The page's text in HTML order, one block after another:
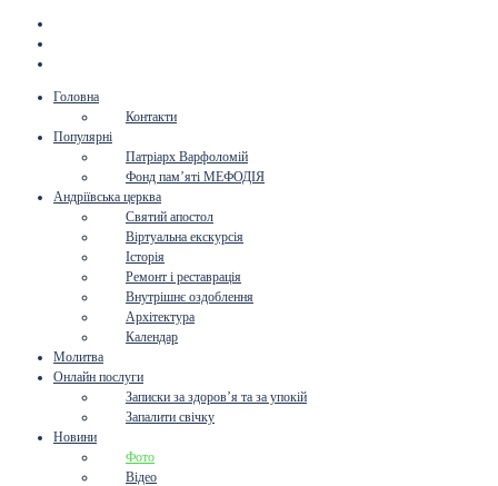
Головна
Контакти
Популярні
Патріарх Варфоломій
Фонд пам’яті МЕФОДІЯ
Андріївська церква
Святий апостол
Віртуальна екскурсія
Історія
Ремонт і реставрація
Внутрішнє оздоблення
Архітектура
Календар
Молитва
Онлайн послуги
Записки за здоров’я та за упокій
Запалити свічку
Новини
Фото
Відео